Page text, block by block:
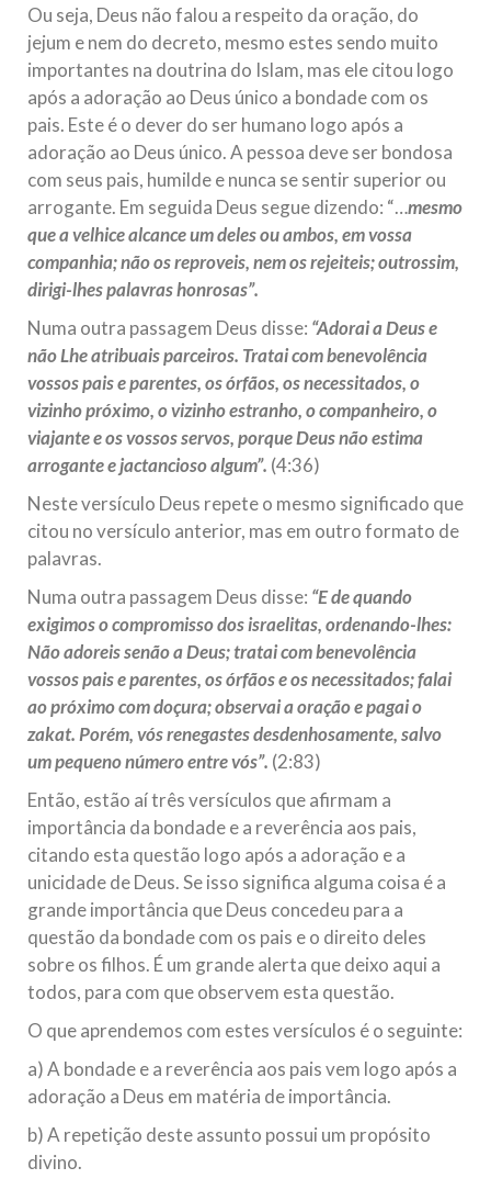
Ou seja, Deus não falou a respeito da oração, do
jejum e nem do decreto, mesmo estes sendo muito
importantes na doutrina do Islam, mas ele citou logo
após a adoração ao Deus único a bondade com os
pais. Este é o dever do ser humano logo após a
adoração ao Deus único. A pessoa deve ser bondosa
com seus pais, humilde e nunca se sentir superior ou
arrogante. Em seguida Deus segue dizendo: “…mesmo
que a velhice alcance um deles ou ambos, em vossa
companhia; não os reproveis, nem os rejeiteis; outrossim,
dirigi-lhes palavras honrosas”.
Numa outra passagem Deus disse: “Adorai a Deus e
não Lhe atribuais parceiros. Tratai com benevolência
vossos pais e parentes, os órfãos, os necessitados, o
vizinho próximo, o vizinho estranho, o companheiro, o
viajante e os vossos servos, porque Deus não estima
arrogante e jactancioso algum”. (4:36)
Neste versículo Deus repete o mesmo significado que
citou no versículo anterior, mas em outro formato de
palavras.
Numa outra passagem Deus disse: “E de quando
exigimos o compromisso dos israelitas, ordenando-lhes:
Não adoreis senão a Deus; tratai com benevolência
vossos pais e parentes, os órfãos e os necessitados; falai
ao próximo com doçura; observai a oração e pagai o
zakat. Porém, vós renegastes desdenhosamente, salvo
um pequeno número entre vós”. (2:83)
Então, estão aí três versículos que afirmam a
importância da bondade e a reverência aos pais,
citando esta questão logo após a adoração e a
unicidade de Deus. Se isso significa alguma coisa é a
grande importância que Deus concedeu para a
questão da bondade com os pais e o direito deles
sobre os filhos. É um grande alerta que deixo aqui a
todos, para com que observem esta questão.
O que aprendemos com estes versículos é o seguinte:
a) A bondade e a reverência aos pais vem logo após a
adoração a Deus em matéria de importância.
b) A repetição deste assunto possui um propósito
divino.